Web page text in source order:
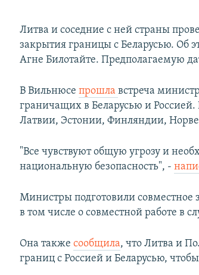
Литва и соседние с ней страны
закрытия границы с Беларусью. Об
Агне Билотайте. Предполагаемую
В Вильнюсепрошлавстреча
граничащих в Беларусью и
Латвии, Эстонии, Финляндии,
"Все чувствуют общую угрозу и
национальную безопасность", -
Министры подготовили совместное
в том числе о совместной работе в
Она такжесообщила, что Литва и
границ с Россией и Беларусью,